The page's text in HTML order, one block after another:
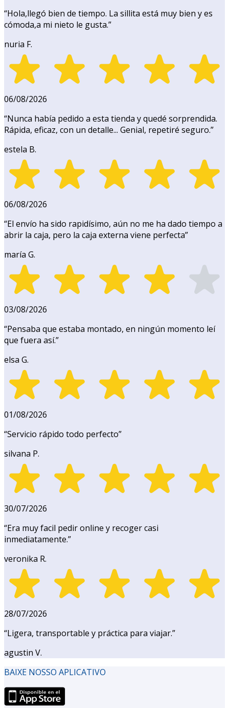
“Hola,llegó bien de tiempo. La sillita está muy bien y es
cómoda,a mi nieto le gusta.”
nuria F.
06/08/2026
“Nunca había pedido a esta tienda y quedé sorprendida.
Rápida, eficaz, con un detalle... Genial, repetiré seguro.”
estela B.
06/08/2026
“El envío ha sido rapidísimo, aún no me ha dado tiempo a
abrir la caja, pero la caja externa viene perfecta”
maría G.
03/08/2026
“Pensaba que estaba montado, en ningún momento leí
que fuera así.”
elsa G.
01/08/2026
“Servicio rápido todo perfecto”
silvana P.
30/07/2026
“Era muy facil pedir online y recoger casi
inmediatamente.”
veronika R.
28/07/2026
“Ligera, transportable y práctica para viajar.”
agustin V.
BAIXE NOSSO APLICATIVO